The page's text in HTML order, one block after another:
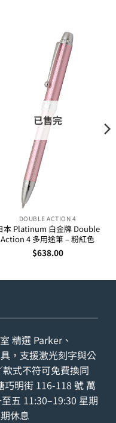
已售完
DOUBLE ACTION 4
本 Platinum 白金牌 Double
Action 4 多用途筆 – 粉紅色
$638.00
精選 Parker、
，支援激光刻字與公
式不符可免費換同
巧明街 116-118 號 萬
五 11:30–19:30 星期
休息